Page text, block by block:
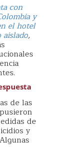
con
y
el hotel
,
de las
de
y